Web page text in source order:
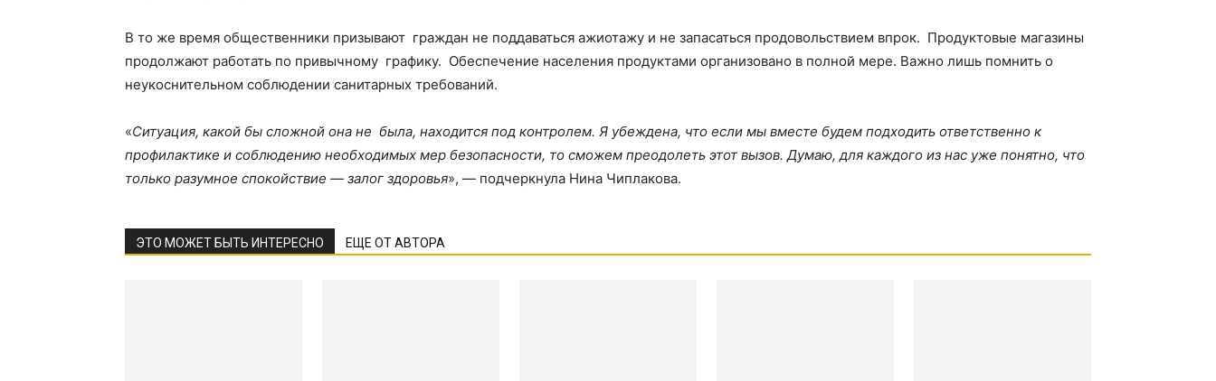
В то же время общественники призывают граждан не поддаваться ажиотажу и не запасаться продовольствием впрок. Продуктовые магазины
продолжают работать по привычному графику. Обеспечение населения продуктами организовано в полной мере. Важно лишь помнить о
неукоснительном соблюдении санитарных требований.
«Ситуация, какой бы сложной она не была, находится под контролем. Я убеждена, что если мы вместе будем подходить ответственно к
профилактике и соблюдению необходимых мер безопасности, то сможем преодолеть этот вызов.Думаю, для каждого из нас уже понятно, что
только разумное спокойствие — залог здоровья», — подчеркнула Нина Чиплакова.
ЭТО МОЖЕТ БЫТЬ ИНТЕРЕСНО ЕЩЕ ОТ АВТОРА